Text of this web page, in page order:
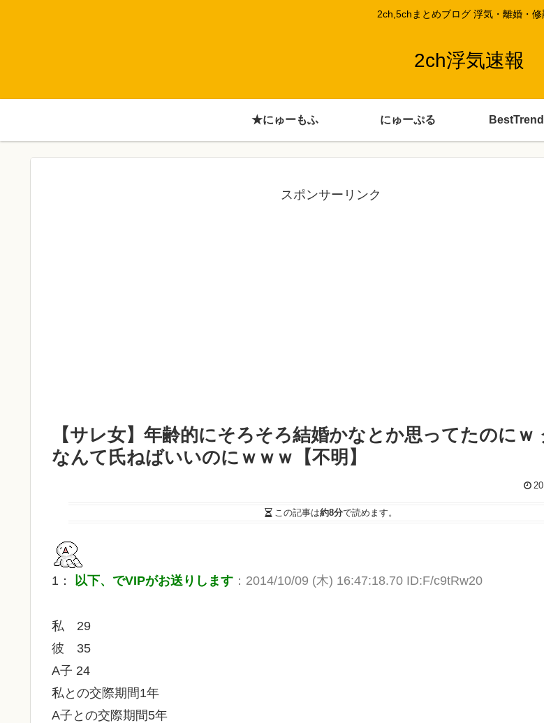
2ch,5chまとめブログ 浮気・離婚・修
2ch浮気速報
★にゅーもふ にゅーぷる
スポンサーリンク
【サレ女】年齢的にそろそろ結婚かなとか思ってたのにｗ
なんて氏ねばいいのにｗｗｗ【不明】
この記事は約8分で読めます。
1： 以下、でVIPがお送りします ：2014/10/09 (木) 16:47:18.70 ID:F/c9tRw20
私 29
彼 35
A子 24
私との交際期間1年
A子との交際期間5年